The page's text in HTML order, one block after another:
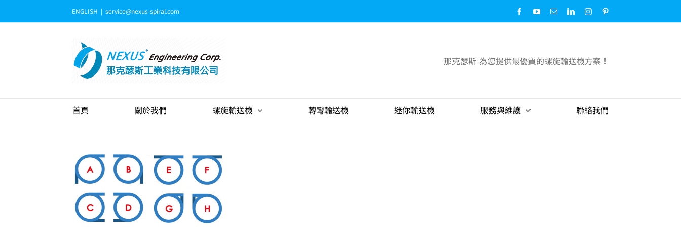
content
ENGLISH | service@nexus-spiral.com FacebookYouTubeEmail:LinkedInInstagram
那克瑟斯-為您提供最優質的螺旋輸送機方案！
首頁 關於我們 螺旋輸送機 轉彎輸送機 迷你輸送機 服務與維護 聯絡我們